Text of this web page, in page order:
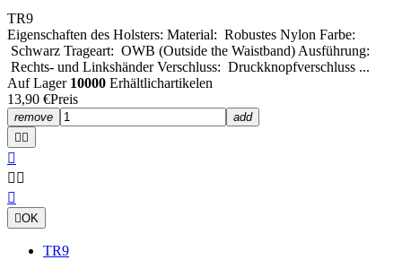
TR9
Eigenschaften des Holsters: Material: Robustes Nylon Farbe:
Schwarz Trageart: OWB (Outside the Waistband) Ausführung:
Rechts- und Linkshänder Verschluss: Druckknopfverschluss ...
Auf Lager 10000 Erhältlichartikelen
13,90 €Preis
remove
add


 

OK
TR9